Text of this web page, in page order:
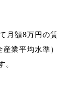
月額8万円の賃
業平均水準）